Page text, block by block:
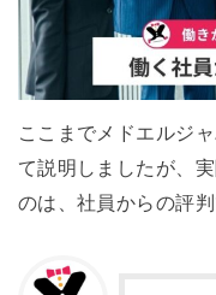
ここまでメドエルジ
て説明しましたが、
のは、社員からの評